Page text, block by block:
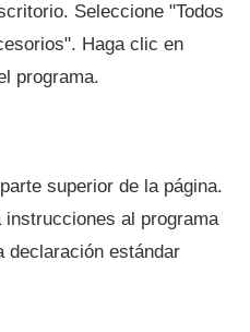
Seleccione "Todos
Haga clic en
programa.
superior de la página.
instrucciones al programa
declaración estándar